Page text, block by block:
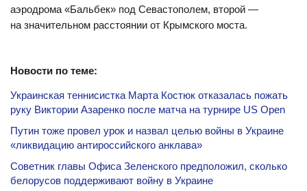
аэродрома «Бальбек» под Севастополем, второй —
на значительном расстоянии от Крымского моста.
Новости по теме:
Украинская теннисистка Марта Костюк отказалась пожать
руку Виктории Азаренко после матча на турнире US Open
Путин тоже провел урок и назвал целью войны в Украине
«ликвидацию антироссийского анклава»
Советник главы Офиса Зеленского предположил, сколько
белорусов поддерживают войну в Украине